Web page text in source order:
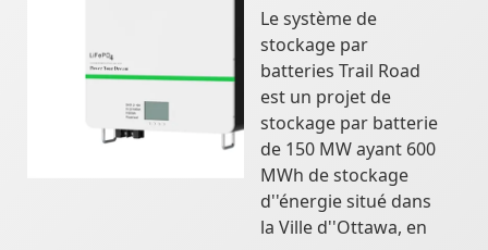
Le système de
stockage par
batteries Trail Road
est un projet de
stockage par batterie
de 150 MW ayant 600
MWh de stockage
d''énergie situé dans
la Ville d''Ottawa, en